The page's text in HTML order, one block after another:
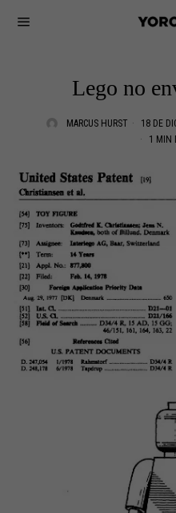
Lego no
MARCUS HURST 18 DE
1 MIN